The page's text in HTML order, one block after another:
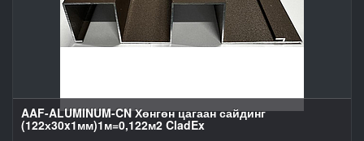
AAF-ALUMINUM-CN Хөнгөн цагаан сайдинг
(122х30x1мм)1м=0,122м2 CladEx